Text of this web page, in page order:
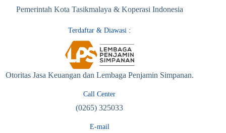
Pemerintah Kota Tasikmalaya & Koperasi Indonesia
Terdaftar & Diawasi :
Otoritas Jasa Keuangan dan Lembaga Penjamin Simpanan.
Call Center
(0265) 325033
E-mail